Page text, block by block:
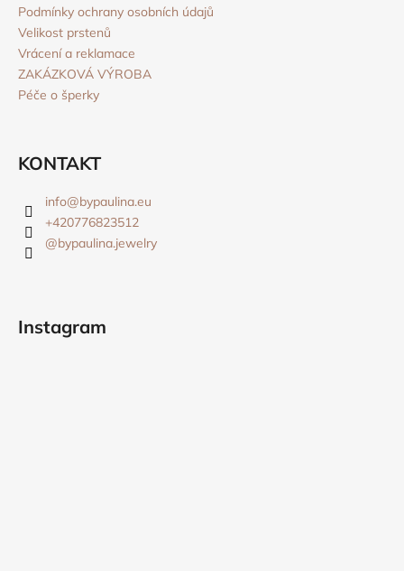
Podmínky ochrany osobních údajů
Velikost prstenů
Vrácení a reklamace
ZAKÁZKOVÁ VÝROBA
Péče o šperky
KONTAKT
info@bypaulina.eu
+420776823512
@bypaulina.jewelry
Instagram